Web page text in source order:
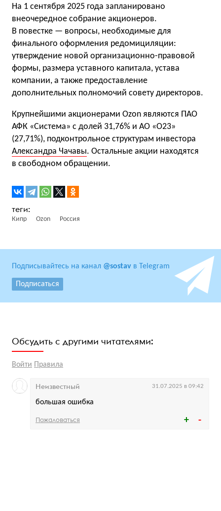
На 1 сентября 2025 года запланировано
внеочередное собрание акционеров.
В повестке — вопросы, необходимые для
финального оформления редомициляции:
утверждение новой организационно-правовой
формы, размера уставного капитала, устава
компании, а также предоставление
дополнительных полномочий совету директоров.
Крупнейшими акционерами Ozon являются ПАО
АФК «Система» с долей 31,76% и АО «О23»
(27,71%), подконтрольное структурам инвестора
Александра Чачавы. Остальные акции находятся
в свободном обращении.
Кипр Ozon Россия
Подписывайтесь на канал @sostav в Telegram
Подписаться
Обсудить с другими читателями:
Войти Правила
большая ошибка
Неизвестный 31.07.2025 в 09:42
Пожаловаться